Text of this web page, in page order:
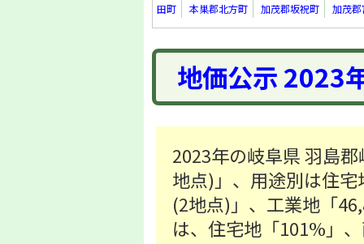
田町
本巣郡北方町 加茂郡坂祝町 加茂
地価公示 2023
2023年の岐阜県 羽島
地点)」、用途別は住
(2地点)」、工業地「
は、住宅地「101%」